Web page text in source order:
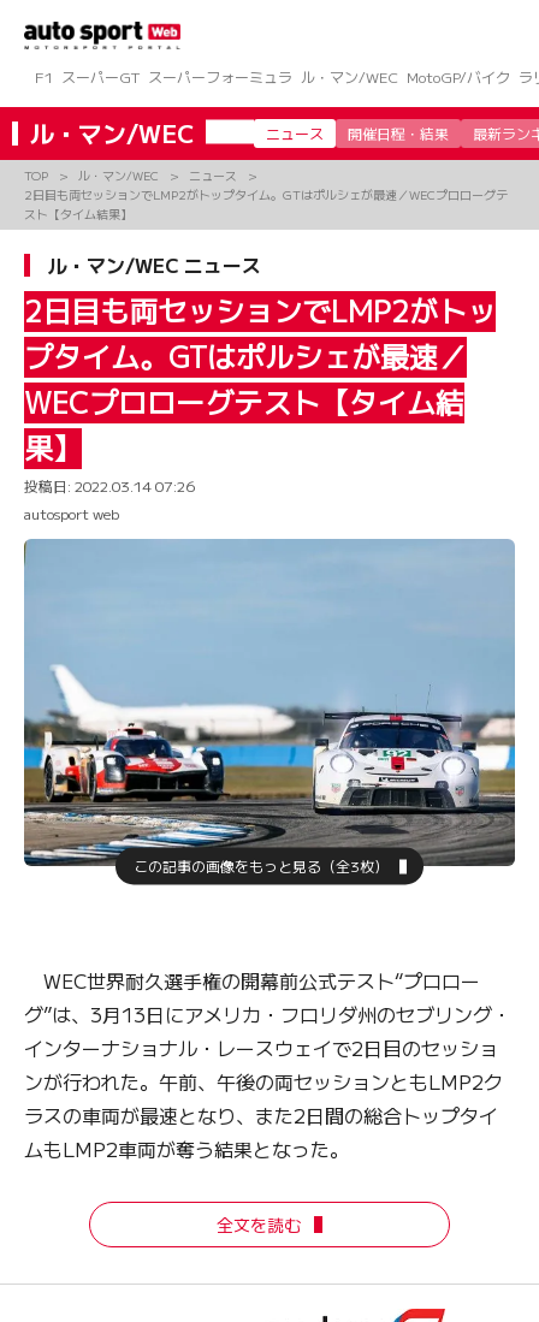
ツ
へ
ス
キ
F1 スーパーGT スーパーフォーミュラ ル・マン/WEC MotoGP/バイク ラ
ル・マン/WEC ニュース 開催日程・結果 最新ラン
TOP ル・マン/WEC
ニュース
2日目も両セッションでLMP2がトップタイム。GTはポルシェが最速／WECプロローグテ
スト【タイム結果】
ル・マン/WEC ニュース
2日目も両セッションでLMP2がトッ
プタイム。GTはポルシェが最速／
WECプロローグテスト【タイム結
果】
投稿日: 2022.03.14 07:26
autosport web
この記事の画像をもっと見る（全3枚）
WEC世界耐久選手権の開幕前公式テスト“プロロー
グ”は、3月13日にアメリカ・フロリダ州のセブリング・
インターナショナル・レースウェイで2日目のセッショ
ンが行われた。午前、午後の両セッションともLMP2ク
ラスの車両が最速となり、また2日間の総合トップタイ
ムもLMP2車両が奪う結果となった。
全文を読む